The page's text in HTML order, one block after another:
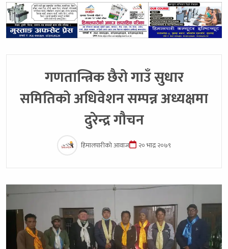
गणतान्त्रिक छैरो गाउँ सुधार
समितिको अधिवेशन सम्पन्न अध्यक्षमा
दुरेन्द्र गौचन
हिमालपारीको आवाज २० भाद्र २०७९